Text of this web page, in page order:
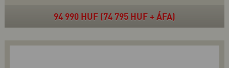
94 990 HUF (74 795 HUF + ÁFA)